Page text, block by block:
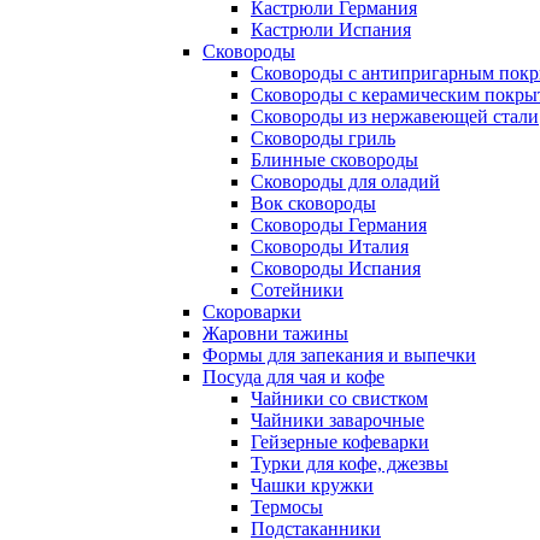
Кастрюли Германия
Кастрюли Испания
Сковороды
Сковороды с антипригарным
Сковороды с керамическим
Сковороды из нержавеющей стали
Сковороды гриль
Блинные сковороды
Сковороды для оладий
Вок сковороды
Сковороды Германия
Сковороды Италия
Сковороды Испания
Сотейники
Скороварки
Жаровни тажины
Формы для запекания и выпечки
Посуда для чая и кофе
Чайники со свистком
Чайники заварочные
Гейзерные кофеварки
Турки для кофе, джезвы
Чашки кружки
Термосы
Подстаканники